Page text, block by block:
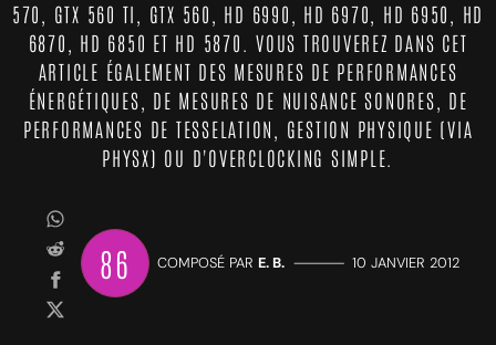
570, GTX 560 TI, GTX 560, HD 6990, HD 6970, HD 6950, HD
6870, HD 6850 ET HD 5870. VOUS TROUVEREZ DANS CET
ARTICLE ÉGALEMENT DES MESURES DE PERFORMANCES
ÉNERGÉTIQUES, DE MESURES DE NUISANCE SONORES, DE
PERFORMANCES DE TESSELATION, GESTION PHYSIQUE (VIA
PHYSX) OU D'OVERCLOCKING SIMPLE.
86 COMPOSÉ PAR E. B. ————— 10 JANVIER 2012